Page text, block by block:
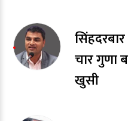
चार गुणा
खुसी